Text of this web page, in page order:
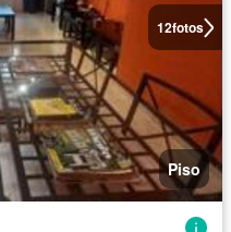
12fotos
Piso